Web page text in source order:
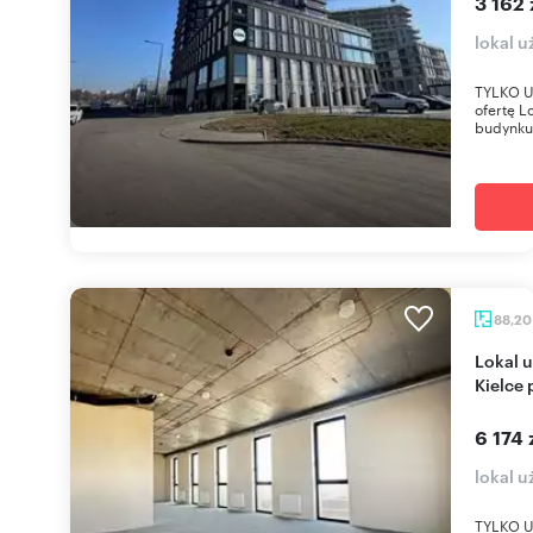
lokal
TYLKO
ofertę
88,20
Lokal użytkowy 88 m² w prestiżowym budynku
Kielce
6 174
lokal
TYLKO